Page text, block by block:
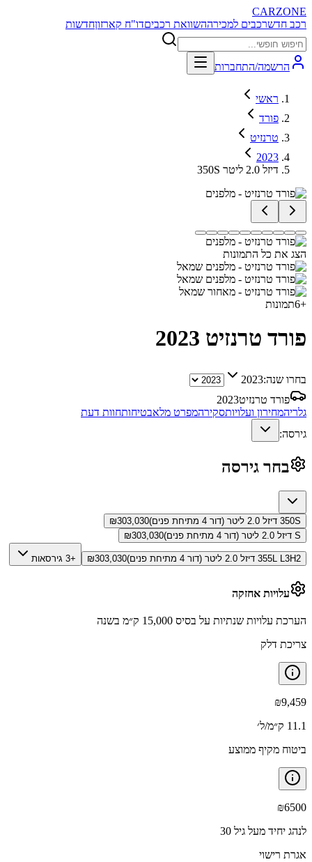
CARZONE
רכב חדשרכבים למכירההשוואת רכביםדו"ח קארזוןחדשות
הרשמה/התחברות
ראשי
פורד
טרנזיט
2023
350S דיזל 2.0 ליטר
הצג את כל התמונות
+
6תמונות
פורד טרנזיט 2023
בחרו שנה:2023
פורד טרנזיט2023
גלריהמחירון ועלויותסקירהמפרט מלאבטיחותחוות דעת
גירסה:
בחר גירסה
350S דיזל 2.0 ליטר (דור 4 מתיחת פנים) ₪303,030
S דיזל 2.0 ליטר (דור 4 מתיחת פנים)
₪303,030
355L L3H2 דיזל 2.0 ליטר (דור 4 מתיחת פנים) ₪303,030 +3 גירסאות
עלויות אחזקה
הערכת עלויות שנתיות על בסיס 15,000 ק״מ בשנה
צריכת דלק
₪9,459
11.1 ק״מ/ל׳
ביטוח מקיף ממוצע
₪6500
לנהג יחיד מעל גיל 30
אגרת רישוי